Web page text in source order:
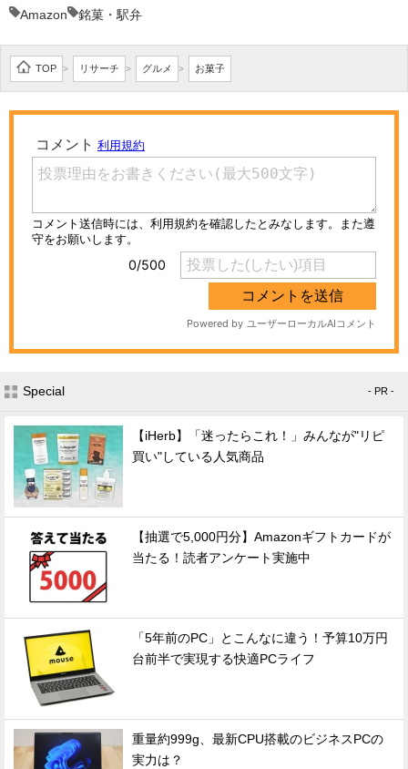
Amazon 銘菓・駅弁
TOP > リサーチ > グルメ > お菓子
Special - PR -
【iHerb】「迷ったらこれ！」みんなが"リピ
買い"している人気商品
【抽選で5,000円分】Amazonギフトカードが
当たる！読者アンケート実施中
「5年前のPC」とこんなに違う！予算10万円
台前半で実現する快適PCライフ
重量約999g、最新CPU搭載のビジネスPCの
実力は？